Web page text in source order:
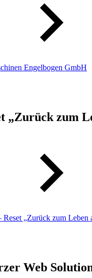
Engelbogen GmbH
„Zurück zum
„Zurück zum Leben
Web